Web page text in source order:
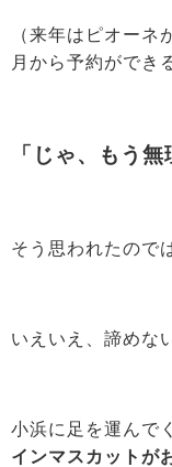
（来年はピオーネ
月から予約ができ
「じゃ、もう無
そう思われたので
いえいえ、諦めな
小浜に足を運んで
インマスカットが